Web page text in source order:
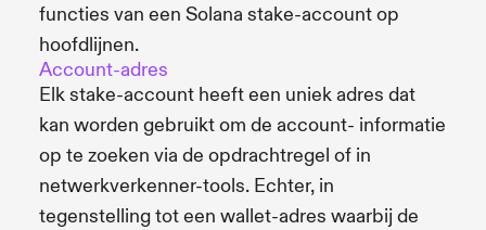
functies van een Solana stake-account op
hoofdlijnen.
Account-adres
Elk stake-account heeft een uniek adres dat
kan worden gebruikt om de account- informatie
op te zoeken via de opdrachtregel of in
netwerkverkenner-tools. Echter, in
tegenstelling tot een wallet-adres waarbij de